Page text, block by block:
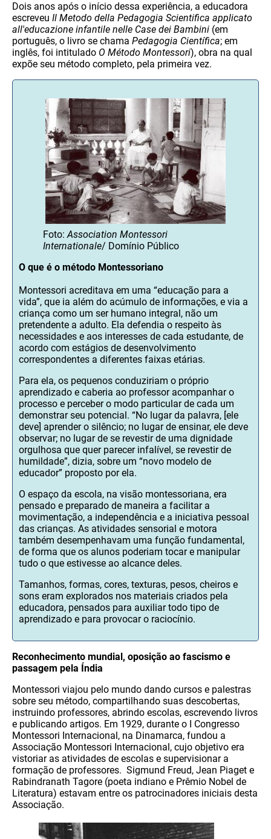
Dois anos após o início dessa experiência, a educadora
escreveu Il Metodo della Pedagogia Scientifica applicato
all'educazione infantile nelle Case dei Bambini (em
português, o livro se chama Pedagogia Científica; em
inglês, foi intitulado O Método Montessori), obra na qual
expõe seu método completo, pela primeira vez.
Foto:Association Montessori
Internationale/ Domínio Público
O que é o método Montessoriano
Montessori acreditava em uma “educação para a
vida”, que ia além do acúmulo de informações, e via a
criança como um ser humano integral, não um
pretendente a adulto. Ela defendia o respeito às
necessidades e aos interesses de cada estudante, de
acordo com estágios de desenvolvimento
correspondentes a diferentes faixas etárias.
Para ela, os pequenos conduziriam o próprio
aprendizado e caberia ao professor acompanhar o
processo e perceber o modo particular de cada um
demonstrar seu potencial. “No lugar da palavra, [ele
deve] aprender o silêncio; no lugar de ensinar, ele deve
observar; no lugar de se revestir de uma dignidade
orgulhosa que quer parecer infalível, se revestir de
humildade”, dizia, sobre um “novo modelo de
educador” proposto por ela.
O espaço da escola, na visão montessoriana, era
pensado e preparado de maneira a facilitar a
movimentação, a independência e a iniciativa pessoal
das crianças. As atividades sensorial e motora
também desempenhavam uma função fundamental,
de forma que os alunos poderiam tocar e manipular
tudo o que estivesse ao alcance deles.
Tamanhos, formas, cores, texturas, pesos, cheiros e
sons eram explorados nos materiais criados pela
educadora, pensados para auxiliar todo tipo de
aprendizado e para provocar o raciocínio.
Reconhecimento mundial, oposição ao fascismo e
passagem pela Índia
Montessori viajou pelo mundo dando cursos e palestras
sobre seu método, compartilhando suas descobertas,
instruindo professores, abrindo escolas, escrevendo livros
e publicando artigos. Em 1929, durante o I Congresso
Montessori Internacional, na Dinamarca, fundou a
Associação Montessori Internacional, cujo objetivo era
vistoriar as atividades de escolas e supervisionar a
formação de professores. Sigmund Freud, Jean Piaget e
Rabindranath Tagore (poeta indiano e Prêmio Nobel de
Literatura) estavam entre os patrocinadores iniciais desta
Associação.